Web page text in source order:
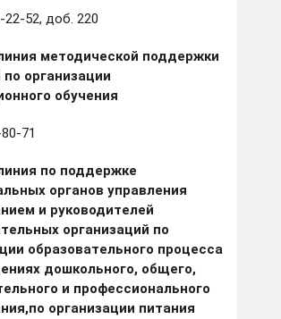
22-52, доб. 220
методической поддержки
по организации
обучения
71
по поддержке
органов управления
и руководителей
организаций по
образовательного процесса
дошкольного, общего,
и профессионального
организации питания